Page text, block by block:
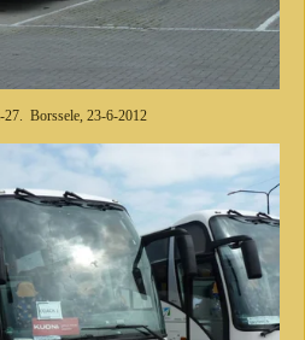
Borssele, 23-6-2012